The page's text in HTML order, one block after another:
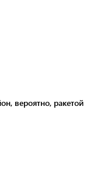
вероятно, ракетой